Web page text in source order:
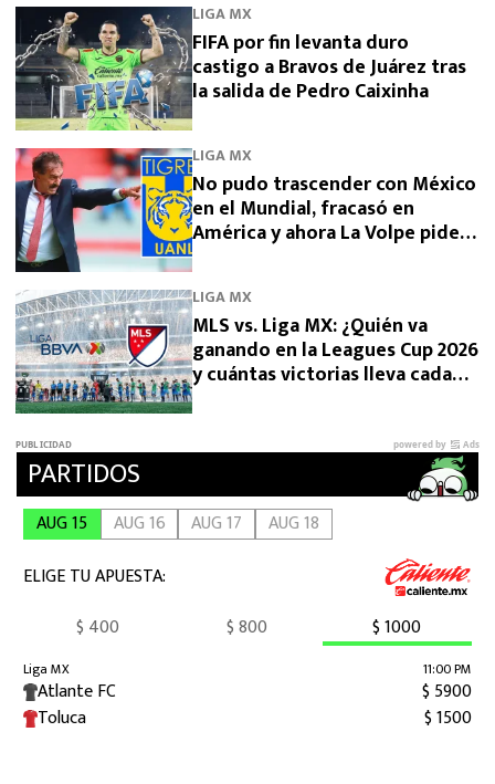
LIGA MX
FIFA por fin levanta duro
castigo a Bravos de Juárez tras
la salida de Pedro Caixinha
LIGA MX
No pudo trascender con México
en el Mundial, fracasó en
América y ahora La Volpe pide
LIGA MX
MLS vs. Liga MX: ¿Quién va
ganando en la Leagues Cup 2026
y cuántas victorias lleva cada